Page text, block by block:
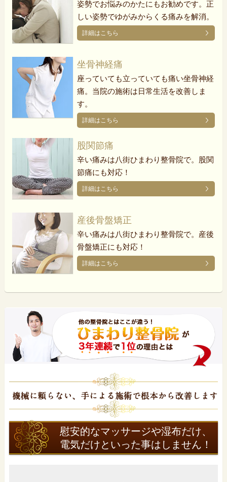
姿勢でお悩みのかたにもお勧めです。正
しい姿勢でゆがみからくる痛みを解消。
詳細はこちら
坐骨神経痛
座っていても立っていても痛い坐骨神経
痛。当院の施術は日常生活を改善しま
す。
詳細はこちら
股関節痛
辛い痛みは八街ひまわり整骨院で。股関
節痛にも対応！
詳細はこちら
産後骨盤矯正
辛い痛みは八街ひまわり整骨院で。産後
骨盤矯正にも対応！
詳細はこちら
慰安的なマッサージや湿布だけ、
電気だけといった事はしません！